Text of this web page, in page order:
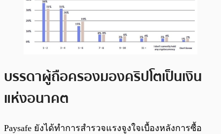
บรรดาผู้ถือครองมองคริปโตเป็นเงิน
แห่งอนาคต
Paysafe ยังได้ทำการสำรวจแรงจูงใจเบื้องหลังการซื้อ